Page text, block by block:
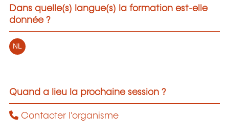
Dans quelle(s) langue(s) la formation est-elle
donnée ?
NL
Quand a lieu la prochaine session ?
Contacter l'organisme